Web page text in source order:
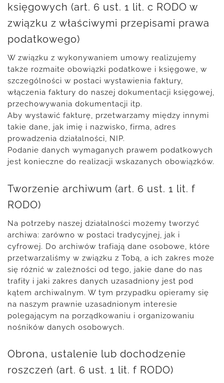
księgowych (art. 6 ust. 1 lit. c RODO w
związku z właściwymi przepisami prawa
podatkowego)
W związku z wykonywaniem umowy realizujemy
także rozmaite obowiązki podatkowe i księgowe, w
szczególności w postaci wystawienia faktury,
włączenia faktury do naszej dokumentacji księgowej,
przechowywania dokumentacji itp.
Aby wystawić fakturę, przetwarzamy między innymi
takie dane, jak imię i nazwisko, firma, adres
prowadzenia działalności, NIP.
Podanie danych wymaganych prawem podatkowych
jest konieczne do realizacji wskazanych obowiązków.
Tworzenie archiwum (art. 6 ust. 1 lit. f
RODO)
Na potrzeby naszej działalności możemy tworzyć
archiwa: zarówno w postaci tradycyjnej, jak i
cyfrowej. Do archiwów trafiają dane osobowe, które
przetwarzaliśmy w związku z Tobą, a ich zakres może
się różnić w zależności od tego, jakie dane do nas
trafiły i jaki zakres danych uzasadniony jest pod
kątem archiwalnym. W tym przypadku opieramy się
na naszym prawnie uzasadnionym interesie
polegającym na porządkowaniu i organizowaniu
nośników danych osobowych.
Obrona, ustalenie lub dochodzenie
roszczeń (art. 6 ust. 1 lit. f RODO)